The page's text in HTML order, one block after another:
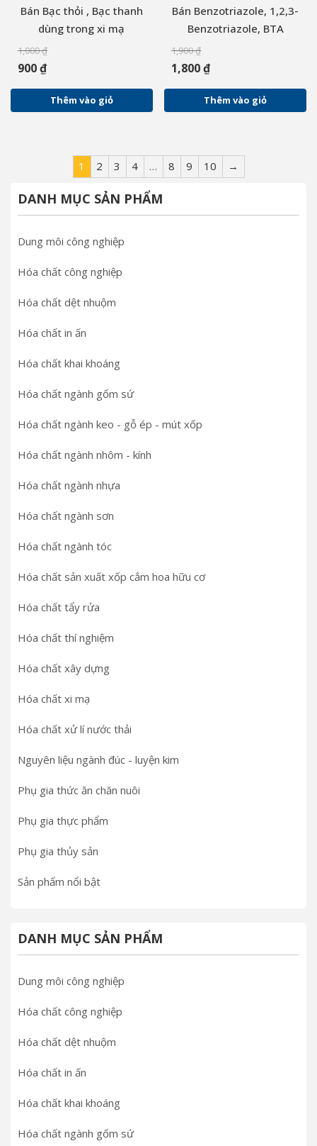
Bán Bạc thỏi , Bạc thanh
dùng trong xi mạ
1,000₫
900₫
Thêm vào giỏ
Bán Benzotriazole, 1,2,3-
Benzotriazole, BTA
1,900₫
1,800₫
Thêm vào giỏ
1 2 3 4 … 8 9 10 →
DANH MỤC SẢN PHẨM
Dung môi công nghiệp
Hóa chất công nghiệp
Hóa chất dệt nhuộm
Hóa chất in ấn
Hóa chất khai khoáng
Hóa chất ngành gốm sứ
Hóa chất ngành keo - gỗ ép - mút xốp
Hóa chất ngành nhôm - kính
Hóa chất ngành nhựa
Hóa chất ngành sơn
Hóa chất ngành tóc
Hóa chất sản xuất xốp cắm hoa hữu cơ
Hóa chất tẩy rửa
Hóa chất thí nghiệm
Hóa chất xây dựng
Hóa chất xi mạ
Hóa chất xử lí nước thải
Nguyên liệu ngành đúc - luyện kim
Phụ gia thức ăn chăn nuôi
Phụ gia thực phẩm
Phụ gia thủy sản
Sản phẩm nổi bật
DANH MỤC SẢN PHẨM
Dung môi công nghiệp
Hóa chất công nghiệp
Hóa chất dệt nhuộm
Hóa chất in ấn
Hóa chất khai khoáng
Hóa chất ngành gốm sứ